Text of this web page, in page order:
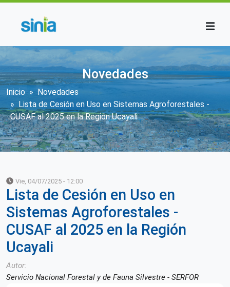
Novedades
Sobrescribir enlaces de ayuda a la
Inicio
Novedades
Lista de Cesión en Uso en Sistemas Agroforestales -
CUSAF al 2025 en la Región Ucayali
Vie, 04/07/2025 - 12:00
Lista de Cesión en Uso en
Sistemas Agroforestales -
CUSAF al 2025 en la Región
Ucayali
Autor
Servicio Nacional Forestal y de Fauna Silvestre - SERFOR